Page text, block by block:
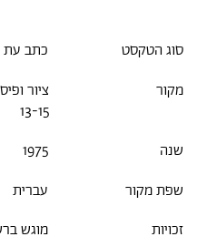
סוג הטקסט
כתב עת
מקור
13-15
שנה
1975
שפת מקור
עברית
זכויות
מוגש